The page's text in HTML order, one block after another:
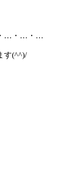
…・…・…
す(^^)/